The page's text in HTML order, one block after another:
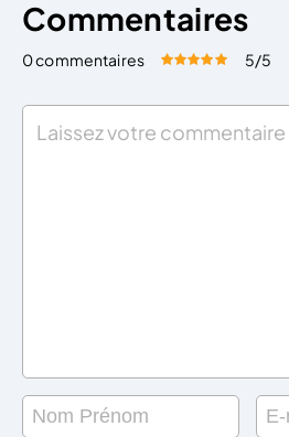
Commentaires
0 commentaires Évaluez cet article:
5/5